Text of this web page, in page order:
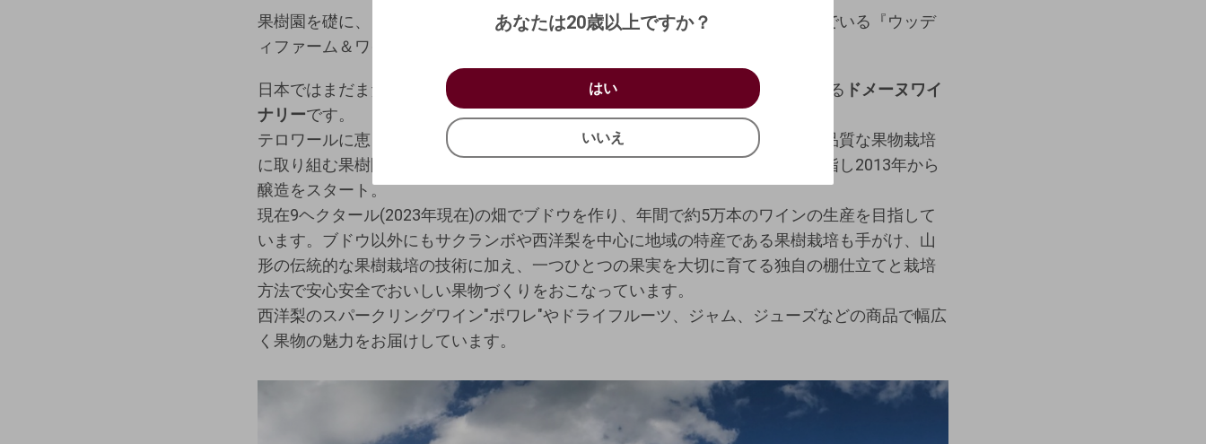
お買い物を続ける カートへ進む
果樹園を礎に、良質のブドウや洋梨を使ったワインやポワレの製造に取り組んでいる『ウッデ
ィファーム＆ワイナリー』
日本ではまだまだ珍しい100%自社栽培の畑で育てたブドウだけでワインをつくる ドメーヌワイ
ナリーです。
テロワールに恵まれたワイン用ブドウ栽培の適地、蔵王山麓かみのやまで、高品質な果物栽培
に取り組む果樹園であり、その果樹からやさしく地味豊かなワインづくりを目指し2013年から
醸造をスタート。
現在9ヘクタール(2023年現在)の畑でブドウを作り、年間で約5万本のワインの生産を目指して
います。ブドウ以外にもサクランボや西洋梨を中心に地域の特産である果樹栽培も手がけ、山
形の伝統的な果樹栽培の技術に加え、一つひとつの果実を大切に育てる独自の棚仕立てと栽培
方法で安心安全でおいしい果物づくりをおこなっています。
西洋梨のスパークリングワイン"ポワレ"やドライフルーツ、ジャム、ジューズなどの商品で幅広
く果物の魅力をお届けしています。
あなたは20歳以上ですか？
はい
いいえ
確認する
キャンセル
はい
いいえ